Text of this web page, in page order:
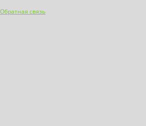
Обратная связь